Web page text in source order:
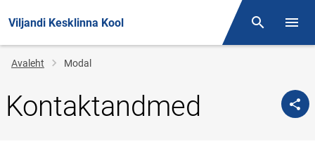
Viljandi Kesklinna Kool Otsing
Jälglink
Avaleht Modal
Kontaktandmed